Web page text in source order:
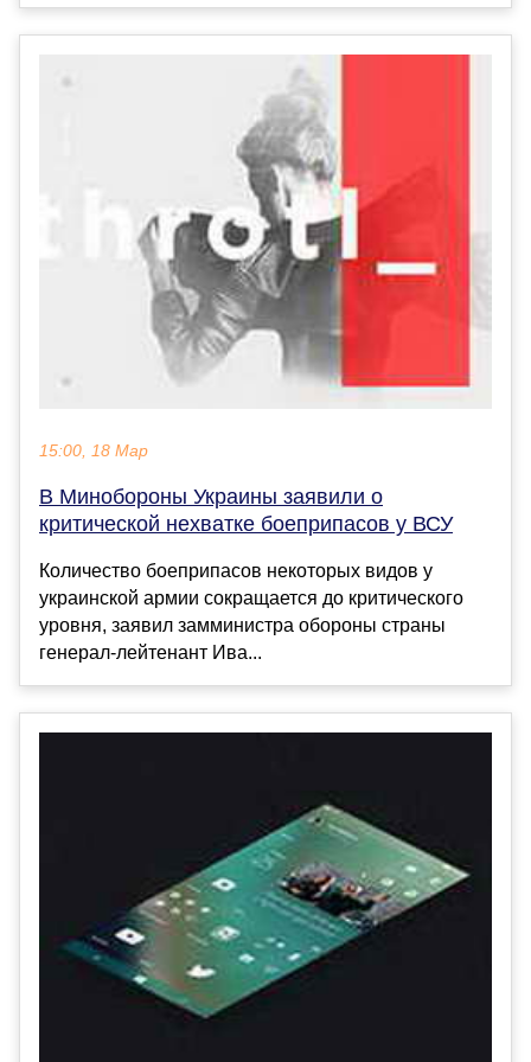
15:00, 18 Мар
В Минобороны Украины заявили о
критической нехватке боеприпасов у ВСУ
Количество боеприпасов некоторых видов у
украинской армии сокращается до критического
уровня, заявил замминистра обороны страны
генерал-лейтенант Ива...